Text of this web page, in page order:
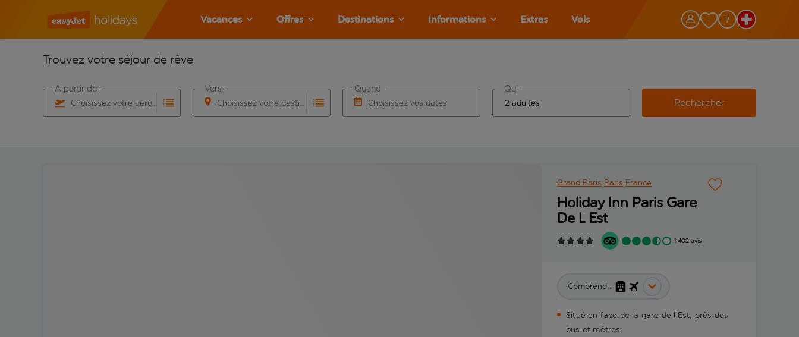
Vacances Offres Destinations Informations Extras Vols
Trouvez votre séjour de rêve
Choisissez votre aéroport
À partir de
Choisissez votre destination
Vers
Choisissez vos dates
Quand Qui
Rechercher
Grand Paris Paris France
Holiday Inn Paris Gare
De L Est
1'402 avis
Comprend :
Situé en face de la gare de l’Est, près des
bus et métros